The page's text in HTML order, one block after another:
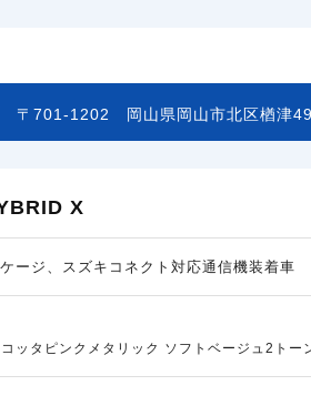
〒701-1202 岡山県岡山市北区楢津
X
ージ、スズキコネクト対応通信機装着車
ッタピンクメタリック ソフトベージュ2トー